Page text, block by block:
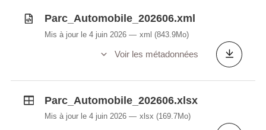
Parc_Automobile_202606.xml
Mis à jour le 4 juin 2026 xml (843.9Mo)
Voir les métadonnées
Parc_Automobile_202606.xlsx
Mis à jour le 4 juin 2026 xlsx (169.7Mo)